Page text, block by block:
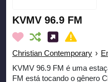
KVMV 96.9 FM
Christian Contemporary ›
KVMV 96.9 FM é uma
FM está tocando o gênero